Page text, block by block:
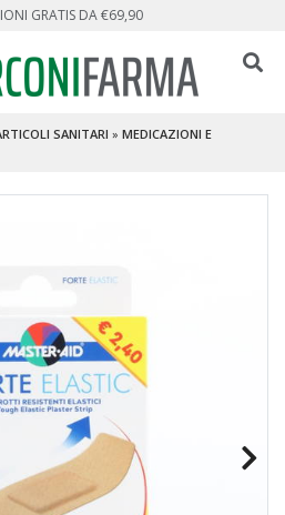
GRATIS DA €69,90
SANITARI » MEDICAZIONI E